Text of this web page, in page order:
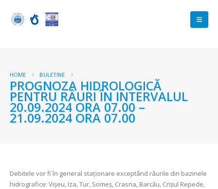
HOME BULETINE
PROGNOZA HIDROLOGICĂ
PENTRU RÂURI ÎN INTERVALUL
20.09.2024 ORA 07.00 –
21.09.2024 ORA 07.00
Debitele vor fi în general staționare exceptând râurile din bazinele
hidrografice: Vișeu, Iza, Tur, Someș, Crasna, Barcău, Crișul Repede,